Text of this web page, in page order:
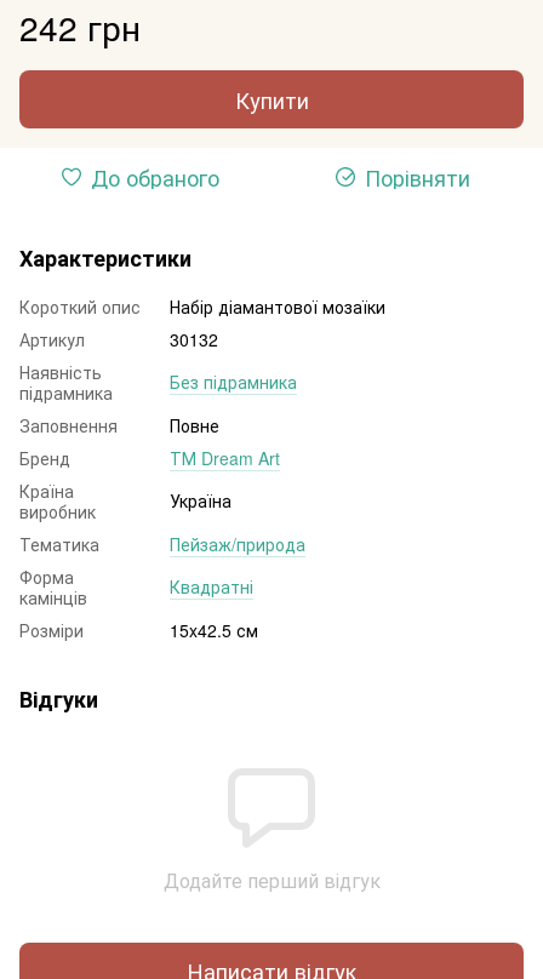
242 грн
Купити
До обраного Порівняти
Характеристики
Короткий опис
Набір діамантової мозаїки
Артикул
30132
Наявність
підрамника
Без підрамника
Заповнення
Повне
Бренд
ТМ Dream Art
Країна
виробник
Україна
Тематика
Пейзаж/природа
Форма
камінців
Квадратні
Розміри
15x42.5 см
Відгуки
Додайте перший відгук
Написати відгук